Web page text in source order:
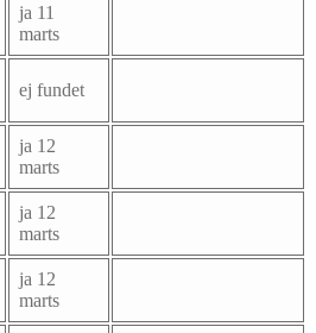
ja 11
marts
ej fundet
ja 12
marts
ja 12
marts
ja 12
marts